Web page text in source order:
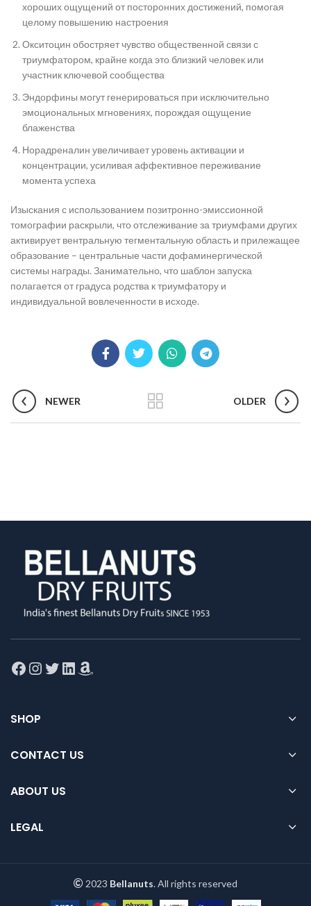
хороших ощущений от посторонних достижений, помогая
целому повышению настроения
Окситоцин обостряет чувство общественной связи с
триумфатором, крайне когда это близкий человек или
участник ключевой сообщества
Эндорфины могут генерироваться при исключительно
эмоциональных мгновениях, порождая ощущение
блаженства
Норадреналин увеличивает уровень активации и
концентрации, усиливая аффективное переживание
момента успеха
Изыскания с использованием позитронно-эмиссионной
томографии раскрыли, что отслеживание за триумфами других
активирует вентральную тегментальную область и прилежащее
образование – центральные части дофаминергической
системы награды. Занимательно, что шаблон запуска
полагается от градуса родства к триумфатору и
индивидуальной вовлеченности в исходе.
NEWER OLDER
Facebook
Instagram
Twitter
LinkedIn
Amazon
SHOP
CONTACT US
ABOUT US
LEGAL
2023 Bellanuts. All rights reserved